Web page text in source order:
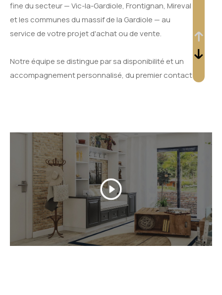
fine du secteur — Vic-la-Gardiole, Frontignan, Mireval
et les communes du massif de la Gardiole — au
service de votre projet d'achat ou de vente.
Notre équipe se distingue par sa disponibilité et un
accompagnement personnalisé, du premier contact
sécurisons chaque étape de votre transaction. Pour
discuter de votre projet, contactez-nous au
04 67 1
Découvrez nos biens en vente
Parcourez notre sélection de biens à vendreà Vic-
la-Gardiole et dans ses environs. À chaque étape de
votre achat, nous vous conseillons sur le marché